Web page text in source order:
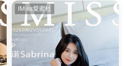
IMiss愛蜜社